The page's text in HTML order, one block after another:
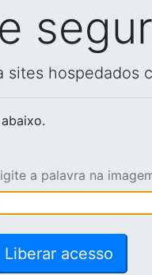
sites hospedados
a palavra na